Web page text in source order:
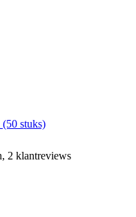
stuks)
2 klantreviews